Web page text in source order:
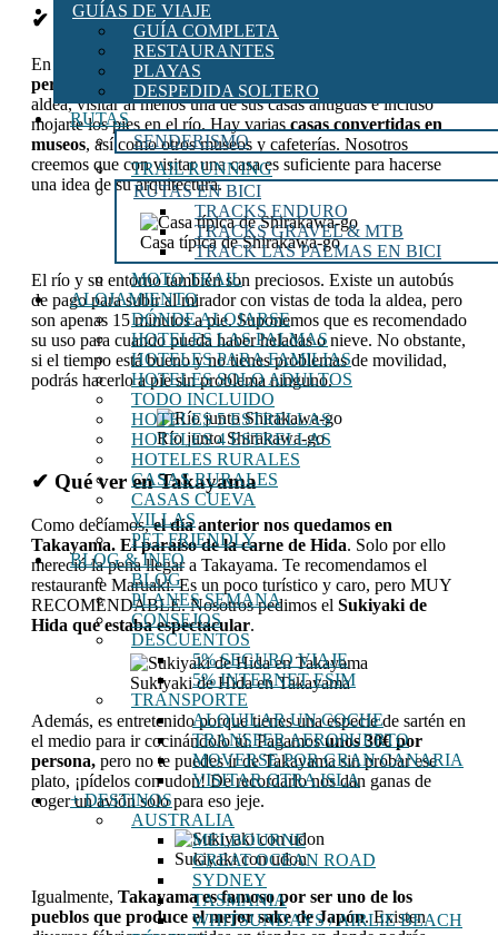
GUÍAS DE VIAJE
GUÍA COMPLETA
RESTAURANTES
PLAYAS
DESPEDIDA SOLTERO
RUTAS
SENDERISMO
TRAIL RUNNING
RUTAS EN BICI
TRACKS ENDURO
TRACKS GRAVEL & MTB
TRACK LAS PALMAS EN BICI
MOTO TRAIL
ALOJAMIENTO
DÓNDE ALOJARSE
HOTELES LAS PALMAS
HOTELES PARA FAMILIAS
HOTELES SOLO ADULTOS
TODO INCLUIDO
HOTELES 5 ESTRELLAS
HOTELES 4 ESTRELLAS
HOTELES RURALES
CASAS RURALES
CASAS CUEVA
VILLAS
PET FRIENDLY
BLOG & INFO
BLOG
PLANES SEMANA
CONSEJOS
DESCUENTOS
5% SEGURO VIAJE
5% INTERNET ESIM
TRANSPORTE
ALQUILAR UN COCHE
TRANSFER AEROPUERTO
MOVERSE POR GRAN CANARIA
VISITAR OTRA ISLA
+ DESTINOS
AUSTRALIA
MELBOURNE
GREAT OCEAN ROAD
SYDNEY
TASMANIA
WHITSUNDAYS / AIRLIE BEACH
✔ Qué ver en Shirakawa-go
En segundo lugar, debes saber que
perfectamente Shirakawa-go. Subir al mirador, recorrer su
aldea, visitar al menos una de sus casas antiguas e incluso
mojarte los pies en el río. Hay varias casas convertidas en
museos, así como otros museos y cafeterías. Nosotros
creemos que con visitar una casa es suficiente para hacerse
una idea de su arquitectura.
Casa típica de Shirakawa-go
El río y su entorno también son preciosos. Existe un autobús
de pago para subir al mirador con vistas de toda la aldea, pero
son apenas 15 minutos a pie. Suponemos que es recomendado
su uso para cuando pueda haber heladas o nieve. No obstante,
si el tiempo está bueno y no tienes problemas de movilidad,
podrás hacerlo a pie sin problema ninguno.
Río junto Shirakawa-go
✔ Qué ver en Takayama
Como decíamos,el día anterior nos quedamos en
Takayama. El paraíso de la carne de Hida. Solo por ello
mereció la pena llegar a Takayama. Te recomendamos el
restaurante Maruaki. Es un poco turístico y caro, pero MUY
RECOMENDABLE. Nosotros pedimos el Sukiyaki de
Hida que estaba espectacular.
Sukiyaki de Hida en Takayama
Además, es entretenido porque tienes una especie de sartén en
el medio para ir cocinándolo tú. Pagamosunos 30€ por
persona, pero no te puedes ir de Takayama sin probar ese
plato, ¡pídelos con udon! De recordarlo nos dan ganas de
coger un avión solo para eso jeje.
Sukiyaki con udon
Igualmente, Takayama es famoso por ser uno de los
pueblos que produce el mejor sake de Japón. Existen